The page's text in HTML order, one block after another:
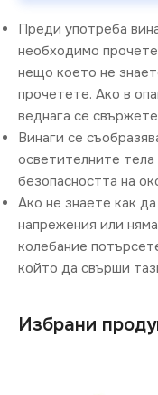
Преди употреба
необходимо
нещо което не
прочетете. Ако в
веднага се
Винаги се
осветителните тела
безопасността на
Ако не знаете как
напрежения или
колебание
който да свърши
Избрани